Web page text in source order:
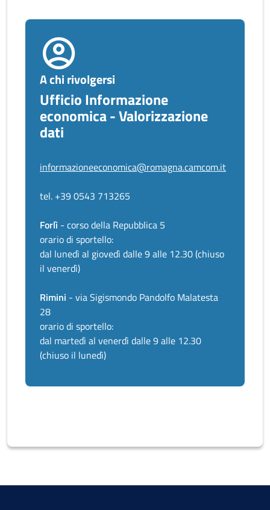
A chi rivolgersi
Ufficio Informazione
economica - Valorizzazione
dati
informazioneeconomica@romagna.camcom.it
tel. +39 0543 713265
Forlì - corso della Repubblica 5
orario di sportello:
dal lunedì al giovedì dalle 9 alle 12.30 (chiuso
il venerdì)
Rimini - via Sigismondo Pandolfo Malatesta
28
orario di sportello:
dal martedì al venerdì dalle 9 alle 12.30
(chiuso il lunedì)